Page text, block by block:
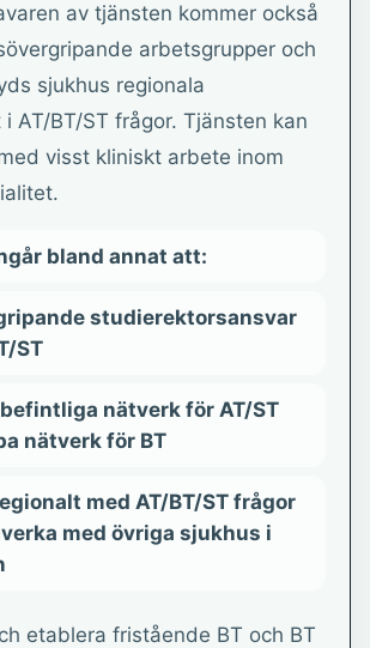
av tjänsten kommer också
arbetsgrupper och
sjukhus regionala
AT/BT/ST frågor. Tjänsten kan
visst kliniskt arbete inom
bland annat att:
studierektorsansvar
ST
nätverk för AT/ST
nätverk för BT
med AT/BT/ST frågor
med övriga sjukhus i
etablera fristående BT och BT